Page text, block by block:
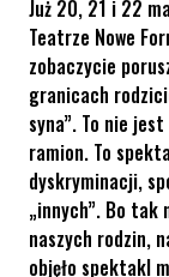
Już 20, 21 i 22
Teatrze Nowe
zobaczycie
granicach
syna”. To nie
ramion. To
dyskryminacji,
„innych”. Bo tak
naszych rodzin,
objęło spektakl